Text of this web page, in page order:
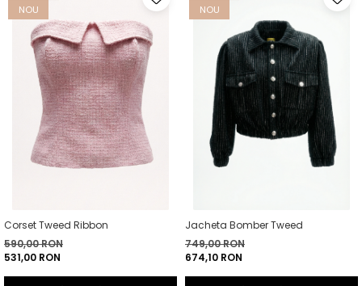
NOU
Corset Tweed Ribbon
590,00 RON
531,00 RON
NOU
Jacheta Bomber Tweed
749,00 RON
674,10 RON